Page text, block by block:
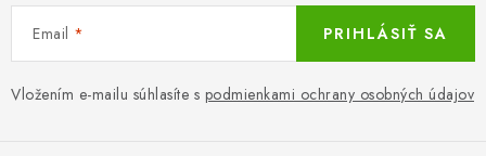
Email
Vložením e-mailu súhlasíte s podmienkami ochrany osobných údajov
PRIHLÁSIŤ SA